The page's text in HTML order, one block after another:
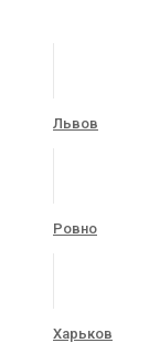
Львов
Ровно
Харьков